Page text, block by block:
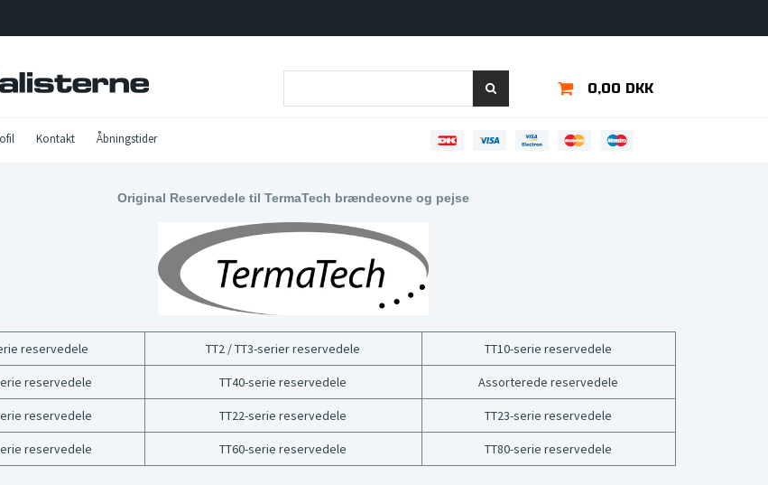
0,00 DKK
Kontakt Åbningstider
Original Reservedele til TermaTech brændeovne og pejse
reservedele TT2 / TT3-serier reservedele TT10-serie reservedele
reservedele TT40-serie reservedele Assorterede reservedele
reservedele TT22-serie reservedele TT23-serie reservedele
reservedele TT60-serie reservedele TT80-serie reservedele